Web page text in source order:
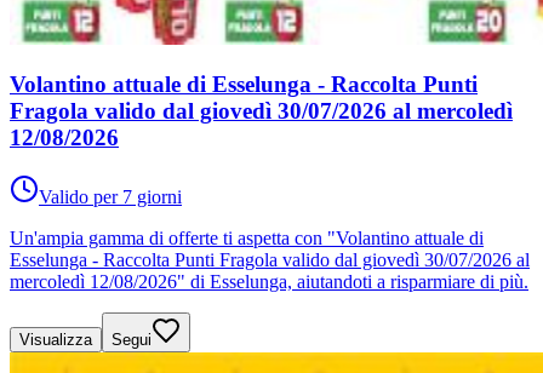
Volantino attuale di Esselunga - Raccolta Punti
Fragola valido dal giovedì 30/07/2026 al mercoledì
12/08/2026
Valido per 7 giorni
Un'ampia gamma di offerte ti aspetta con "Volantino attuale di
Esselunga - Raccolta Punti Fragola valido dal giovedì 30/07/2026 al
mercoledì 12/08/2026" di Esselunga, aiutandoti a risparmiare di più.
Visualizza Segui